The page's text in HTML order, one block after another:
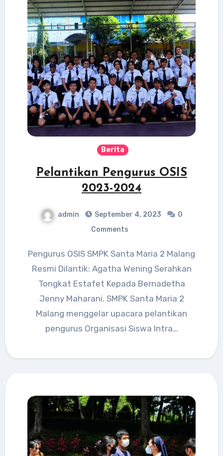
Berita
Pelantikan Pengurus OSIS
2023-2024
admin September 4, 2023
0
Comments
Pengurus OSIS SMPK Santa Maria 2 Malang
Resmi Dilantik: Agatha Wening Serahkan
Tongkat Estafet Kepada Bernadetha
Jenny Maharani. SMPK Santa Maria 2
Malang menggelar upacara pelantikan
pengurus Organisasi Siswa Intra…